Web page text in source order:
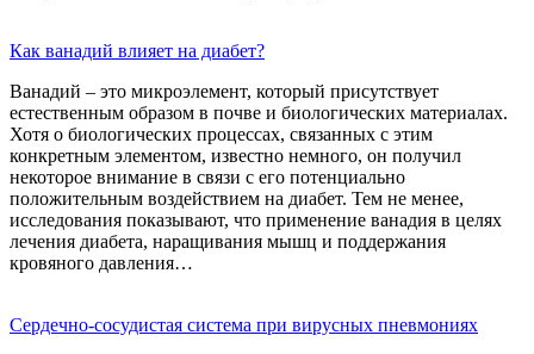
Как ванадий влияет на диабет?
Ванадий – это микроэлемент, который присутствует
естественным образом в почве и биологических материалах.
Хотя о биологических процессах, связанных с этим
конкретным элементом, известно немного, он получил
некоторое внимание в связи с его потенциально
положительным воздействием на диабет. Тем не менее,
исследования показывают, что применение ванадия в целях
лечения диабета, наращивания мышц и поддержания
кровяного давления…
Сердечно-сосудистая система при вирусных пневмониях